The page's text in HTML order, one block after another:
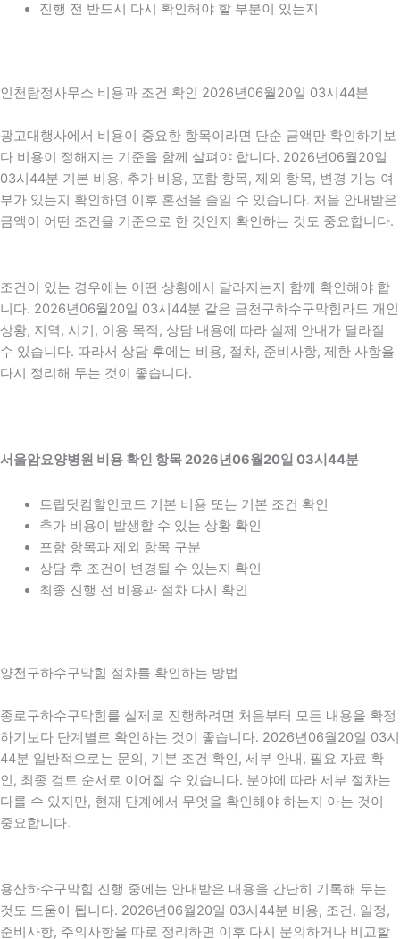
진행 전 반드시 다시 확인해야 할 부분이 있는지
인천탐정사무소 비용과 조건 확인 2026년06월20일 03시44분
광고대행사에서 비용이 중요한 항목이라면 단순 금액만 확인하기보
다 비용이 정해지는 기준을 함께 살펴야 합니다. 2026년06월20일
03시44분 기본 비용, 추가 비용, 포함 항목, 제외 항목, 변경 가능 여
부가 있는지 확인하면 이후 혼선을 줄일 수 있습니다. 처음 안내받은
금액이 어떤 조건을 기준으로 한 것인지 확인하는 것도 중요합니다.
조건이 있는 경우에는 어떤 상황에서 달라지는지 함께 확인해야 합
니다. 2026년06월20일 03시44분 같은 금천구하수구막힘라도 개인
상황, 지역, 시기, 이용 목적, 상담 내용에 따라 실제 안내가 달라질
수 있습니다. 따라서 상담 후에는 비용, 절차, 준비사항, 제한 사항을
다시 정리해 두는 것이 좋습니다.
서울암요양병원 비용 확인 항목 2026년06월20일 03시44분
트립닷컴할인코드 기본 비용 또는 기본 조건 확인
추가 비용이 발생할 수 있는 상황 확인
포함 항목과 제외 항목 구분
상담 후 조건이 변경될 수 있는지 확인
최종 진행 전 비용과 절차 다시 확인
양천구하수구막힘 절차를 확인하는 방법
종로구하수구막힘를 실제로 진행하려면 처음부터 모든 내용을 확정
하기보다 단계별로 확인하는 것이 좋습니다. 2026년06월20일 03시
44분 일반적으로는 문의, 기본 조건 확인, 세부 안내, 필요 자료 확
인, 최종 검토 순서로 이어질 수 있습니다. 분야에 따라 세부 절차는
다를 수 있지만, 현재 단계에서 무엇을 확인해야 하는지 아는 것이
중요합니다.
용산하수구막힘 진행 중에는 안내받은 내용을 간단히 기록해 두는
것도 도움이 됩니다. 2026년06월20일 03시44분 비용, 조건, 일정,
준비사항, 주의사항을 따로 정리하면 이후 다시 문의하거나 비교할